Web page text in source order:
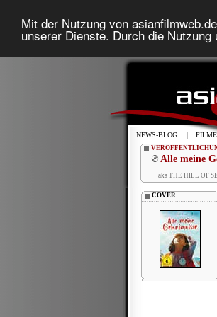
Mit der Nutzung von
unserer Dienste. Durch die
NEWS-BLOG | FILME
Alle meine
aka THE HILL OF
COVER